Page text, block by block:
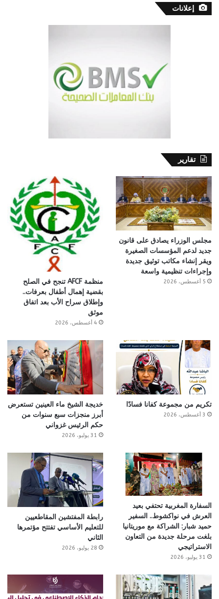
إعلانات
تقارير
مجلس الوزراء يصادق على قانون
جديد لدعم المؤسسات الصغيرة
ويقر إنشاء مكاتب توثيق جديدة
وإجراءات تنظيمية واسعة
5 أغسطس، 2026
منظمة AFCF تنجح في الصلح
بقضية إهمال أطفال بعرفات..
وإطلاق سراح الأب بعد اتفاق
موثق
4 أغسطس، 2026
تكريم من مجموعة كفانا فسادًا
3 أغسطس، 2026
خديجة الشيخ ماء العينين تستعرض
أبرز منجزات سبع سنوات من
حكم الرئيس غزواني
31 يوليو، 2026
السفارة المغربية تحتفي بعيد
العرش في نواكشوط.. السفير
حميد شبار: الشراكة مع موريتانيا
بلغت مرحلة جديدة من التعاون
الاستراتيجي
31 يوليو، 2026
رابطة المفتشين المقاطعيين
للتعليم الأساسي تفتتح مؤتمرها
الثاني
28 يوليو، 2026